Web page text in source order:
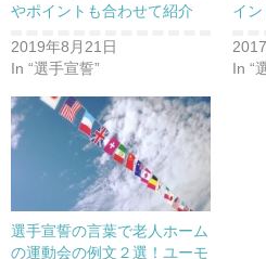
やポイントも合わせて紹介
2019年8月21日
In “選手宣誓”
イン
In “
選手宣誓の言葉で老人ホーム
の運動会の例文２選！ユーモ